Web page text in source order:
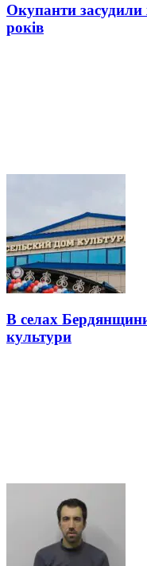
Окупанти
років
В селах
культури